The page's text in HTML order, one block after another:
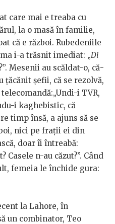
care mai e treaba cu
la o masă în familie,
că e război. Rubedeniile
i-a trăsnit imediat: „Di
?”. Mesenii au scăldat-o, că-
țăcănit șefii, că se rezolvă,
i TVR,
i kaghebistic, că
timp însă, a ajuns să se
nici pe frații ei din
doar îi întreabă:
Casele n-au căzut?”. Când
femeia le închide gura:
la Lahore, în
un combinator, Teo